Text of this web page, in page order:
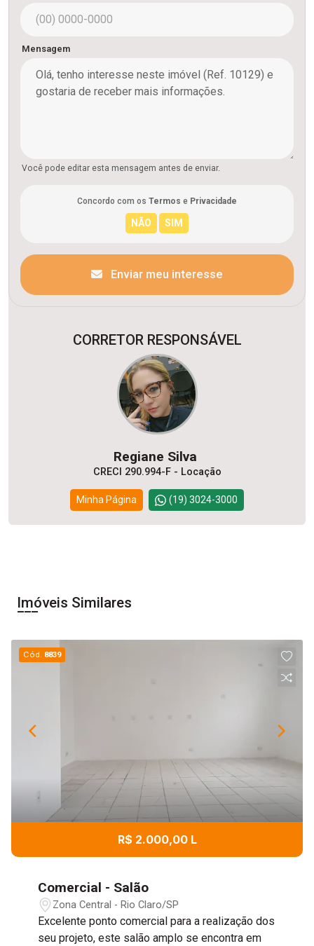
Mensagem
Você pode editar esta mensagem antes de enviar.
Concordo com os Termos e Privacidade
Enviar meu interesse
CORRETOR RESPONSÁVEL
Regiane Silva
CRECI 290.994-F - Locação
Minha Página (19) 3024-3000
Imóveis Similares
Cód. 8839
R$ 2.000,00 L
Comercial - Salão
Zona Central - Rio Claro/SP
Excelente ponto comercial para a realização dos
seu projeto, este salão amplo se encontra em